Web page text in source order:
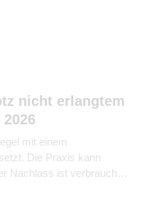
nicht erlangtem
mit einem
Die Praxis kann
Nachlass ist verbraucht,
später kommt